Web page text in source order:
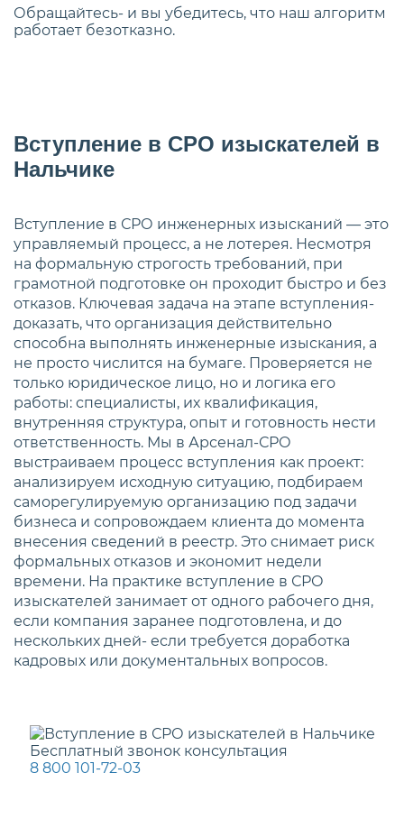
Обращайтесь- и вы убедитесь, что наш алгоритм
работает безотказно.
Вступление в СРО изыскателей в
Нальчике
Бесплатный звонок консультация
8 800 101-72-03
Вступление в СРО инженерных изысканий — это
управляемый процесс, а не лотерея. Несмотря
на формальную строгость требований, при
грамотной подготовке он проходит быстро и без
отказов. Ключевая задача на этапе вступления-
доказать, что организация действительно
способна выполнять инженерные изыскания, а
не просто числится на бумаге. Проверяется не
только юридическое лицо, но и логика его
работы: специалисты, их квалификация,
внутренняя структура, опыт и готовность нести
ответственность. Мы в Арсенал-СРО
выстраиваем процесс вступления как проект:
анализируем исходную ситуацию, подбираем
саморегулируемую организацию под задачи
бизнеса и сопровождаем клиента до момента
внесения сведений в реестр. Это снимает риск
формальных отказов и экономит недели
времени. На практике вступление в СРО
изыскателей занимает от одного рабочего дня,
если компания заранее подготовлена, и до
нескольких дней- если требуется доработка
кадровых или документальных вопросов.